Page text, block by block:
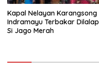
Kapal Nelayan Karangsong
Indramayu Terbakar Dilalap
Si Jago Merah